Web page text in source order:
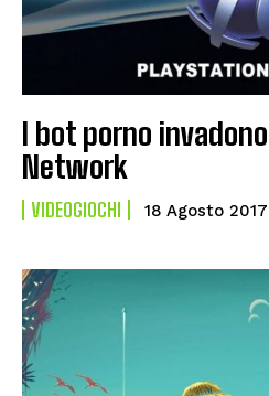
I bot porno
Network
VIDEOGIOCHI 18 Agosto 2017